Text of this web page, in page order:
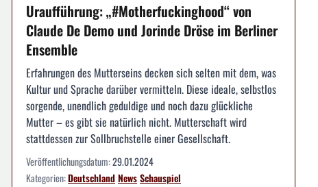
Uraufführung: „#Motherfuckinghood“ von
Claude De Demo und Jorinde Dröse im Berliner
Ensemble
Erfahrungen des Mutterseins decken sich selten mit dem, was
Kultur und Sprache darüber vermitteln. Diese ideale, selbstlos
sorgende, unendlich geduldige und noch dazu glückliche
Mutter – es gibt sie natürlich nicht. Mutterschaft wird
stattdessen zur Sollbruchstelle einer Gesellschaft.
Veröffentlichungsdatum:29.01.2024
Kategorien:DeutschlandNewsSchauspiel